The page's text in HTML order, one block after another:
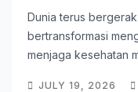
Dunia terus
bertransformasi
menjaga kesehatan
JULY 19, 2026